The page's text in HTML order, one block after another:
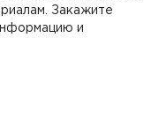
Закажите
и